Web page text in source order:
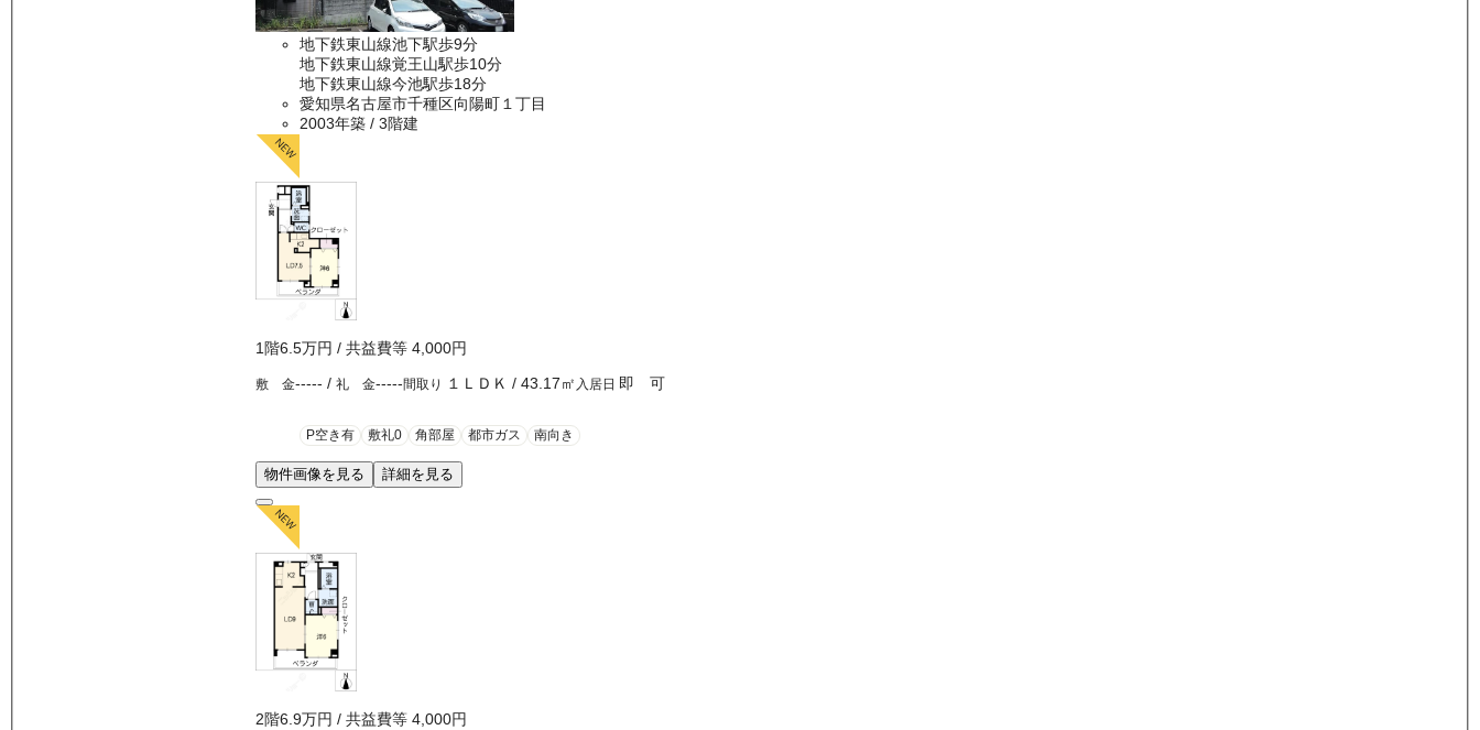
地下鉄東山線池下駅歩9分
地下鉄東山線覚王山駅歩10分
地下鉄東山線今池駅歩18分
愛知県名古屋市千種区向陽町１丁目
2003年築 / 3階建
1階6.5万円 / 共益費等 4,000円
敷 金----- / 礼 金-----間取り １ＬＤＫ / 43.17㎡ 入居日 即 可
P空き有 敷礼0 角部屋 都市ガス 南向き
物件画像を見る 詳細を見る
2階6.9万円 / 共益費等 4,000円